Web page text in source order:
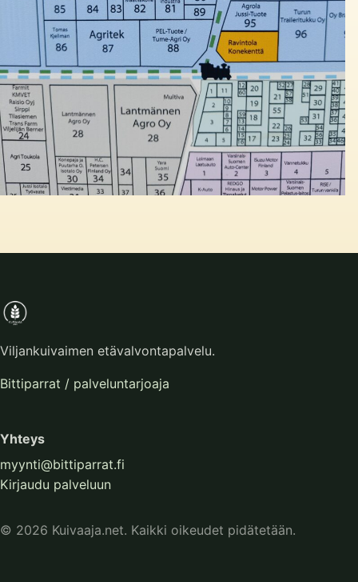
Viljankuivaimen etävalvontapalvelu.
Bittiparrat / palveluntarjoaja
Yhteys
myynti@bittiparrat.fi
Kirjaudu palveluun
© 2026 Kuivaaja.net. Kaikki oikeudet pidätetään.